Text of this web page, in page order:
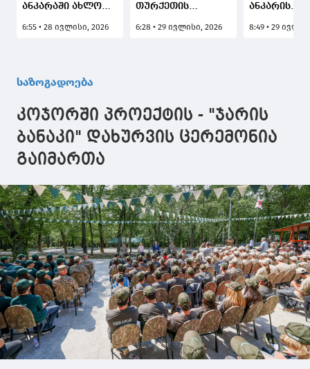
ანკარაში ახლო
ტექნიკური
წარმომადგენლებთან
თანამშრომლობის
საკითხები
განიხილა
6:55 • 28 ივლისი, 2026
თურქეთის
და სპორტის
6:28 • 29 ივლისი, 2026
ანკარის
რექტორმა
განიხილეს
8:49 • 29
საზოგადოება
კოჯორში პროექტის - "ჯარის
ბანაკი" დახურვის ცერემონია
გაიმართა